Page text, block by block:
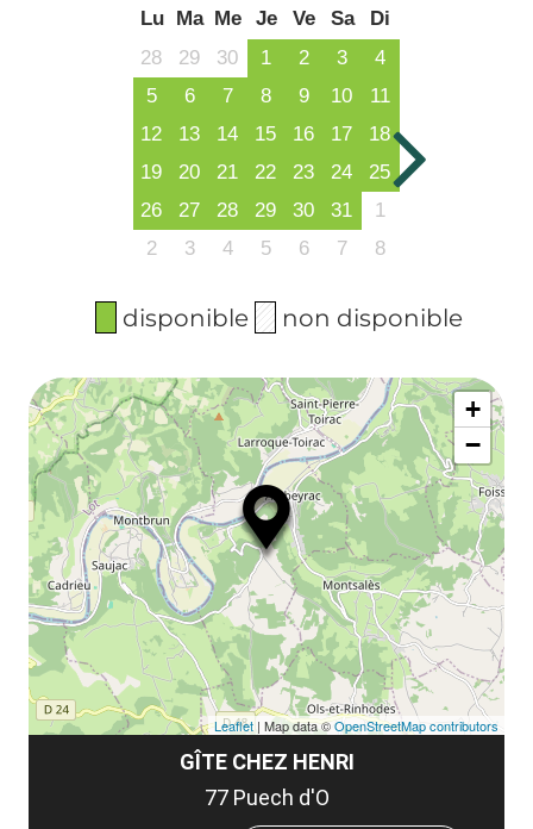
Lu Ma Me Je Ve Sa
Di
28
29 30 1 2 3
4
5
6 7 8 9 10
11
12
13 14 15 16 17
18
19
20 21 22 23 24
25
26
27 28 29 30 31
1
2
3 4 5 6 7 8
disponible non disponible
GÎTE CHEZ HENRI
77 Puech d'O
+
−
Leaflet | Map data ©OpenStreetMap contributors